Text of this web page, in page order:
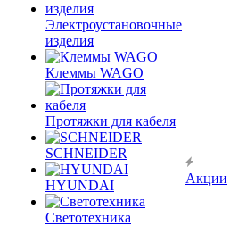
Электроустановочные
изделия
Клеммы WAGO
Протяжки для кабеля
SCHNEIDER
HYUNDAI
Светотехника
Акции